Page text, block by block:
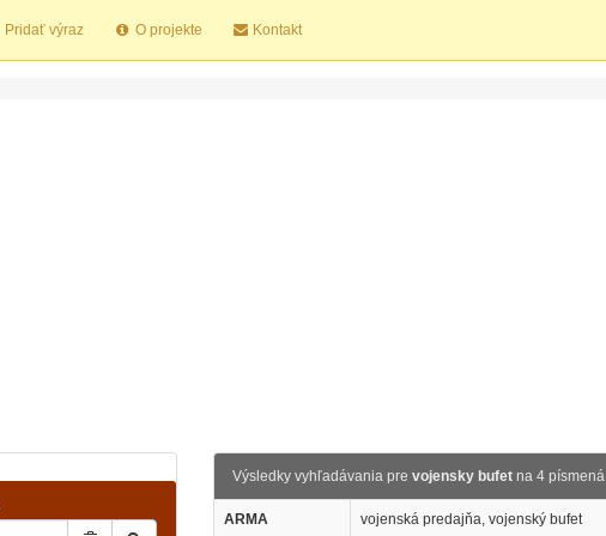
Pridať výraz O projekte Kontakt
Výsledky vyhľadávania pre vojensky bufetna 4 písmená
ARMA vojenská predajňa, vojenský bufet